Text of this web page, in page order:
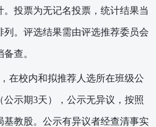
投票为无记名投票，统计结果当
。评选结果需由评选推荐委员会
查。
在校内和拟推荐人选所在班级公
示期3天），公示无异议，按照
基教股。公示有异议者经查清事实